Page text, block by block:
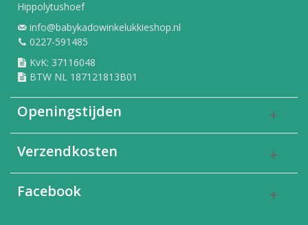
Hippolytushoef
info@babykadowinkelukkieshop.nl
0227-591485
KvK: 37116048
BTW NL 187121813B01
Openingstijden
Verzendkosten
Facebook